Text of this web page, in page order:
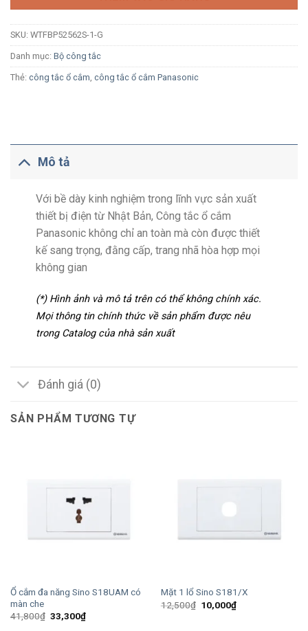
SKU: WTFBP52562S-1-G
Danh mục: Bộ công tắc
Thẻ: công tắc ổ cắm công tắc ổ cắm Panasonic
Mô tả
Với bề dày kinh nghiệm trong lĩnh vực sản xuất
thiết bị điện từ Nhật Bản, Công tắc ổ cắm
Panasonic không chỉ an toàn mà còn được thiết
kế sang trọng, đằng cấp, trang nhã hòa hợp mọi
không gian
(*) Hình ảnh và mô tả trên có thể không chính xác.
Mọi thông tin chính thức về sản phẩm được nêu
trong Catalog của nhà sản xuất
Đánh giá (0)
SẢN PHẨM TƯƠNG TỰ
Ổ cắm đa năng Sino S18UAM có
màn che
41,800₫ Giá
gốc
33,300₫Giá
hiện
Mặt 1 lổ Sino S181/X
12,500₫ Giá
gốc
10,000₫Giá
hiện